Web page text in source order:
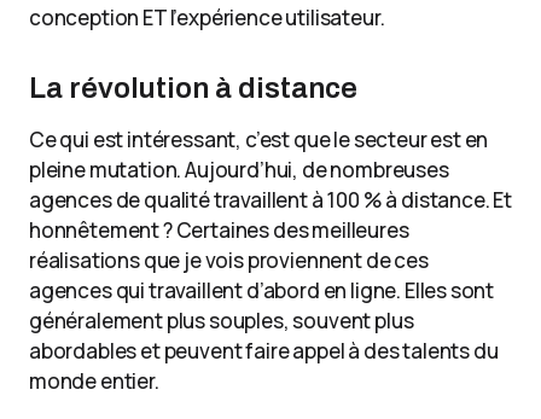
conception ET l’expérience utilisateur.
La révolution à distance
Ce qui est intéressant, c’est que le secteur est en
pleine mutation. Aujourd’hui, de nombreuses
agences de qualité travaillent à 100 % à distance. Et
honnêtement ? Certaines des meilleures
réalisations que je vois proviennent de ces
agences qui travaillent d’abord en ligne. Elles sont
généralement plus souples, souvent plus
abordables et peuvent faire appel à des talents du
monde entier.